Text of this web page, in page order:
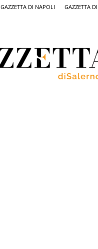
GAZZETTA DI NAPOLI GAZZETTA
Salerno,
il
quotidiano